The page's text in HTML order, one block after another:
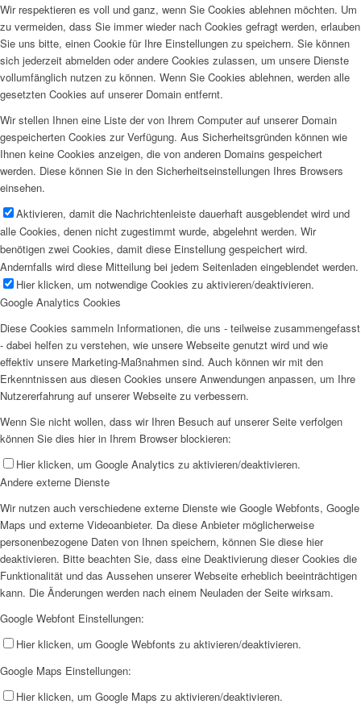
Wir respektieren es voll und ganz, wenn Sie Cookies ablehnen möchten. Um
zu vermeiden, dass Sie immer wieder nach Cookies gefragt werden, erlauben
Sie uns bitte, einen Cookie für Ihre Einstellungen zu speichern. Sie können
sich jederzeit abmelden oder andere Cookies zulassen, um unsere Dienste
vollumfänglich nutzen zu können. Wenn Sie Cookies ablehnen, werden alle
gesetzten Cookies auf unserer Domain entfernt.
Wir stellen Ihnen eine Liste der von Ihrem Computer auf unserer Domain
gespeicherten Cookies zur Verfügung. Aus Sicherheitsgründen können wie
Ihnen keine Cookies anzeigen, die von anderen Domains gespeichert
werden. Diese können Sie in den Sicherheitseinstellungen Ihres Browsers
einsehen.
Aktivieren, damit die Nachrichtenleiste dauerhaft ausgeblendet wird und
alle Cookies, denen nicht zugestimmt wurde, abgelehnt werden. Wir
benötigen zwei Cookies, damit diese Einstellung gespeichert wird.
Andernfalls wird diese Mitteilung bei jedem Seitenladen eingeblendet werden.
Hier klicken, um notwendige Cookies zu aktivieren/deaktivieren.
Google Analytics Cookies
Diese Cookies sammeln Informationen, die uns - teilweise zusammengefasst
- dabei helfen zu verstehen, wie unsere Webseite genutzt wird und wie
effektiv unsere Marketing-Maßnahmen sind. Auch können wir mit den
Erkenntnissen aus diesen Cookies unsere Anwendungen anpassen, um Ihre
Nutzererfahrung auf unserer Webseite zu verbessern.
Wenn Sie nicht wollen, dass wir Ihren Besuch auf unserer Seite verfolgen
können Sie dies hier in Ihrem Browser blockieren:
Hier klicken, um Google Analytics zu aktivieren/deaktivieren.
Andere externe Dienste
Wir nutzen auch verschiedene externe Dienste wie Google Webfonts, Google
Maps und externe Videoanbieter. Da diese Anbieter möglicherweise
personenbezogene Daten von Ihnen speichern, können Sie diese hier
deaktivieren. Bitte beachten Sie, dass eine Deaktivierung dieser Cookies die
Funktionalität und das Aussehen unserer Webseite erheblich beeinträchtigen
kann. Die Änderungen werden nach einem Neuladen der Seite wirksam.
Google Webfont Einstellungen:
Hier klicken, um Google Webfonts zu aktivieren/deaktivieren.
Google Maps Einstellungen:
Hier klicken, um Google Maps zu aktivieren/deaktivieren.